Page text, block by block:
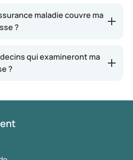
maladie couvre ma
?
qui examineront ma
?